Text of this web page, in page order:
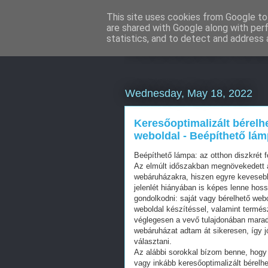
Weboldal
Wednesday, May 18, 2022
Keresőoptimalizált
weboldal - Beépíthető
Beépíthető lámpa: az otthon diszkrét
Az elmúlt időszakban
webáruházakra, hiszen egyre
jelenlét hiányában is képes lenne
gondolkodni: saját vagy bérelhető
weboldal készítéssel, valamint
véglegesen a vevő tulajdonában
webáruházat adtam át sikeresen, így
választani.
Az alábbi sorokkal bízom benne,
vagy inkább keresőoptimalizált
This site uses cookies from Google
are shared with Google along with
statistics, and to detect and address